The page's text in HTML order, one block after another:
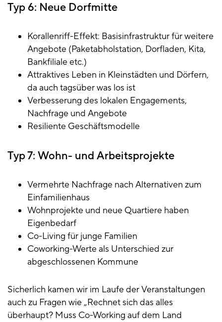
Typ 6: Neue Dorfmitte
Korallenriff-Effekt: Basisinfrastruktur für weitere
Angebote (Paketabholstation, Dorfladen, Kita,
Bankfiliale etc.)
Attraktives Leben in Kleinstädten und Dörfern,
da auch tagsüber was los ist
Verbesserung des lokalen Engagements,
Nachfrage und Angebote
Resiliente Geschäftsmodelle
Typ 7: Wohn- und Arbeitsprojekte
Vermehrte Nachfrage nach Alternativen zum
Einfamilienhaus
Wohnprojekte und neue Quartiere haben
Eigenbedarf
Co-Living für junge Familien
Coworking-Werte als Unterschied zur
abgeschlossenen Kommune
Sicherlich kamen wir im Laufe der Veranstaltungen
auch zu Fragen wie „Rechnet sich das alles
überhaupt? Muss Co-Working auf dem Land